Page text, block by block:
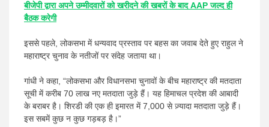
बीजेपी द्वारा अपने उम्मीदवारों को खरीदने की खबरों के बाद AAP जल्द ही
बैठक करेगी
इससे पहले, लोकसभा में धन्यवाद प्रस्ताव पर बहस का जवाब देते हुए राहुल ने
महाराष्ट्र चुनाव के नतीजों पर संदेह जताया था।
गांधी ने कहा, “लोकसभा और विधानसभा चुनावों के बीच महाराष्ट्र की मतदाता
सूची में करीब 70 लाख नए मतदाता जुड़े हैं। यह हिमाचल प्रदेश की आबादी
के बराबर है। शिरडी की एक ही इमारत में 7,000 से ज़्यादा मतदाता जुड़े हैं।
इस सबमें कुछ न कुछ गड़बड़ है।”